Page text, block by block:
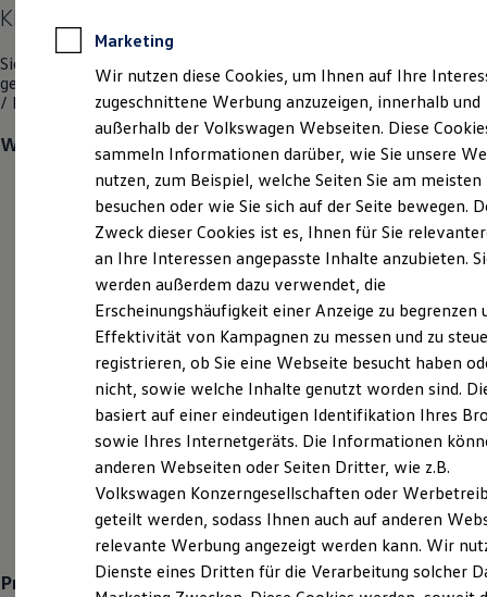
Anpfiff zum Gewinn
Elektroautos
ID. Tutorials
Elektrofahrzeugkonzepte
Reichweite
Reichweite der ID. Modelle
Reichweite im Winter
Laden
Laden unterwegs
Laden Zuhause
Ladezeitensimulator
Batterie
Sicherheit
Garantie und Lebensdauer
Nachhaltigkeit
Technologie
Kosten und Kauf
Verbrauchskosten
Kaufoptionen
E-Auto-Förderung
Software und Konnektivität
Die ID. Software 6
ID. Software Versionen und Updates
Digitale Extras
Schnittstellen zu Ihrem ID.
KFZ-Mechatroniker / Mechaniker (m/w/d)
Sie teilen unsere Leidenschaft zum Automobil und alles was dazu
gehört? Dann kommen Sie in unser Team als KFZ-Mechatroniker
/ Mechaniker (m/w/d)!
Was wir bieten:
Direkt unbefristeter Arbeitsvertrag
Attraktive Vergütung
Mitarbeiter-Rabatt
Jobrad (E-Bike) auch zur privaten Nutzung
Jobrad (Fahrrad) auch zur privaten Nutzung
Moderne Betriebsausstattung
Digitalisierte Prozesse
Modernstes Werkzeug
Betriebliche Altersvorsorge
Kostenübernahme von Weiterbildungsangeboten
Flache Hierarchien und kurze Entscheidungswege
Profil:
Marketing
Wir nutzen diese Cookies, um Ihnen auf Ihre
zugeschnittene Werbung anzuzeigen, innerhalb und
außerhalb der Volkswagen Webseiten. Diese
sammeln Informationen darüber, wie Sie unsere
nutzen, zum Beispiel, welche Seiten Sie am meisten
besuchen oder wie Sie sich auf der Seite bewegen.
Zweck dieser Cookies ist es, Ihnen für Sie
an Ihre Interessen angepasste Inhalte anzubieten.
werden außerdem dazu verwendet, die
Erscheinungshäufigkeit einer Anzeige zu begrenzen
Effektivität von Kampagnen zu messen und zu
registrieren, ob Sie eine Webseite besucht haben
nicht, sowie welche Inhalte genutzt worden sind.
basiert auf einer eindeutigen Identifikation Ihres
sowie Ihres Internetgeräts. Die Informationen
anderen Webseiten oder Seiten Dritter, wie z.B.
Volkswagen Konzerngesellschaften oder
geteilt werden, sodass Ihnen auch auf anderen
relevante Werbung angezeigt werden kann. Wir
Dienste eines Dritten für die Verarbeitung solcher